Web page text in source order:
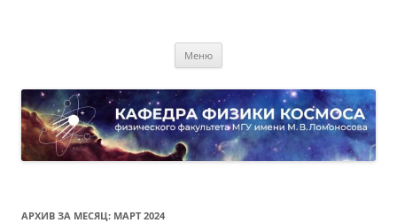
Меню
АРХИВ ЗА МЕСЯЦ: МАРТ 2024